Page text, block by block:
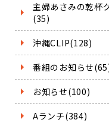
主婦あさみの乾杯
(35)
沖縄CLIP(128)
番組のお知らせ
お知らせ(100)
Aランチ(384)